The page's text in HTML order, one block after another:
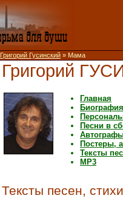
Григорий Гусинский » Мама
Григорий
Главная
Биография
Песни в
Постеры,
Тексты
MP3
Тексты песен, стихи